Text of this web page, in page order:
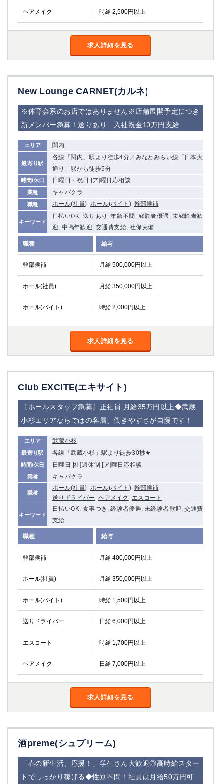
ヘアメイク 時給 2,500円以上
求人詳細を見る
New Lounge CARNET(カルネ)
※体育会系のお店ではありません※店舗展開予定につき
新メンバー急募！送りあり！入社祝金10万円支給
エリア 関内
最寄り駅
各線「関内」駅より徒歩4分／みなとみらい線「日本大
通り」駅から徒歩5分
時間/休日 日曜日・祝日 [ア]曜日応相談
業種 キャバクラ
職種 ホール(社員) ホール(バイト) 幹部候補
キーワード
日払いOK, 送りあり, 年齢不問, 経験者優遇, 未経験者歓
迎, 中高年歓迎, 交通費支給, 社保完備
職種 給与
幹部候補 月給 500,000円以上
ホール(社員) 月給 350,000円以上
ホール(バイト) 時給 2,000円以上
求人詳細を見る
Club EXCITE(エキサイト)
〔ホールスタッフ急募〕正社員 月給35万円以上◆武蔵
小杉エリアならではの客層、働きやすさが自慢です！
エリア 武蔵小杉
最寄り駅 各線「武蔵小杉」駅より徒歩30秒★
時間/休日 日曜日 [社]週休制 [ア]曜日応相談
業種 キャバクラ
職種
ホール(社員) ホール(バイト) 幹部候補
送りドライバー ヘアメイク エスコート
キーワード
日払いOK, 食事つき, 経験者優遇, 未経験者歓迎, 交通費
支給
職種 給与
幹部候補 月給 400,000円以上
ホール(社員) 月給 350,000円以上
ホール(バイト) 時給 1,500円以上
送りドライバー 日給 6,000円以上
エスコート 時給 1,700円以上
ヘアメイク 日給 7,000円以上
求人詳細を見る
酒preme(シュプリーム)
「春の新生活、応援！」学生さん大歓迎◎高時給スター
トでしっかり稼げる◆性別不問！社員は月給50万円可